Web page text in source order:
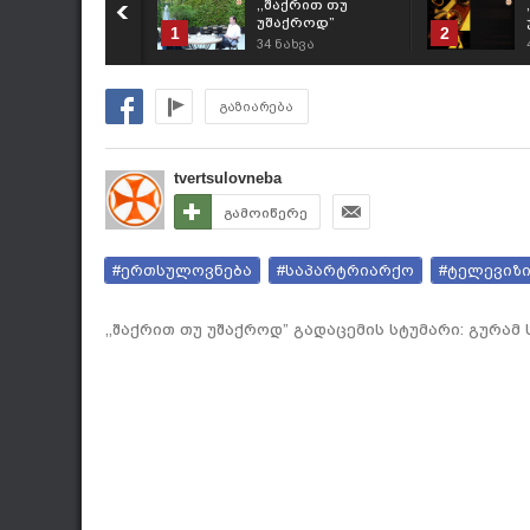
1
,,შაქრით თუ
უშაქროდ”
გადაცემის სტუმარი:
34 ნახვა
2
გაზიარება
tvertsulovneba
გამოიწერე
#ერთსულოვნება #საპარტრიარქო
,,შაქრით თუ უშაქროდ” გადაცემის სტუმარი: გურამ